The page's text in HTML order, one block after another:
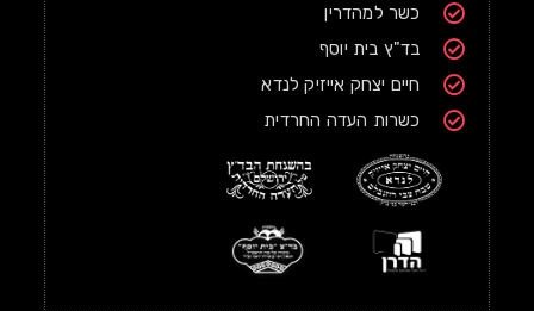
כשר למהדרין
בד"ץ בית יוסף
חיים יצחק אייזיק לנדא
כשרות העדה החרדית